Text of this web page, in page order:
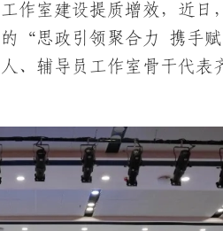
作室建设提质增效，近日
“思政引领聚合力 携手
、辅导员工作室骨干代表